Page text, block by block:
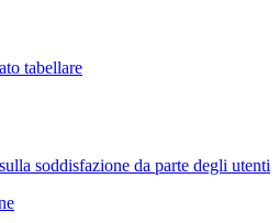
tabellare
soddisfazione da parte degli utenti